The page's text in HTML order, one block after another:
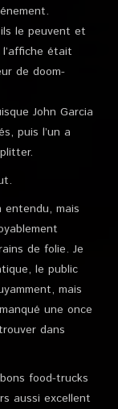
le peuvent et
était
de doom-
John Garcia
puis l’un a
entendu, mais
de folie. Je
le public
mais
une once
dans
food-trucks
aussi excellent